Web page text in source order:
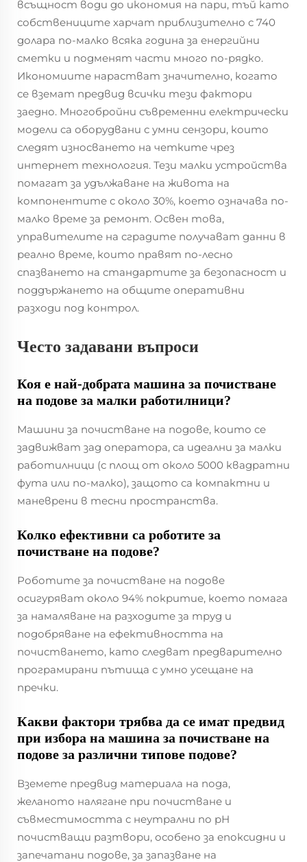
всъщност води до икономия на пари, тъй като
собствениците харчат приблизително с 740
долара по-малко всяка година за енергийни
сметки и подменят части много по-рядко.
Икономиите нарастват значително, когато
се вземат предвид всички тези фактори
заедно. Многобройни съвременни електрически
модели са оборудвани с умни сензори, които
следят износването на четките чрез
интернет технология. Тези малки устройства
помагат за удължаване на живота на
компонентите с около 30%, което означава по-
малко време за ремонт. Освен това,
управителите на сградите получават данни в
реално време, които правят по-лесно
спазването на стандартите за безопасност и
поддържането на общите оперативни
разходи под контрол.
Често задавани въпроси
Коя е най-добрата машина за почистване
на подове за малки работилници?
Машини за почистване на подове, които се
задвижват зад оператора, са идеални за малки
работилници (с площ от около 5000 квадратни
фута или по-малко), защото са компактни и
маневрени в тесни пространства.
Колко ефективни са роботите за
почистване на подове?
Роботите за почистване на подове
осигуряват около 94% покритие, което помага
за намаляване на разходите за труд и
подобряване на ефективността на
почистването, като следват предварително
програмирани пътища с умно усещане на
пречки.
Какви фактори трябва да се имат предвид
при избора на машина за почистване на
подове за различни типове подове?
Вземете предвид материала на пода,
желаното налягане при почистване и
съвместимостта с неутрални по рН
почистващи разтвори, особено за епоксидни и
запечатани подове, за запазване на